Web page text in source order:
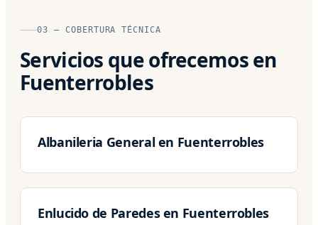
03 — COBERTURA TÉCNICA
Servicios que ofrecemos en
Fuenterrobles
Albanileria General en Fuenterrobles
Enlucido de Paredes en Fuenterrobles